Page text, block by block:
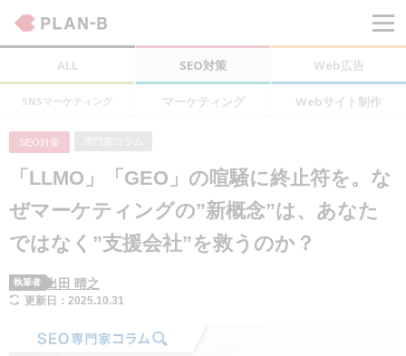
ALL SEO対策 Web広告
SNSマーケティング マーケティング Webサイト制作
SEO対策
「LLMO」「GEO」の喧騒に終止符を。な
ぜマーケティングの”新概念”は、あなた
ではなく”支援会社”を救うのか？
執筆者 出田 晴之
更新日：2025.10.31